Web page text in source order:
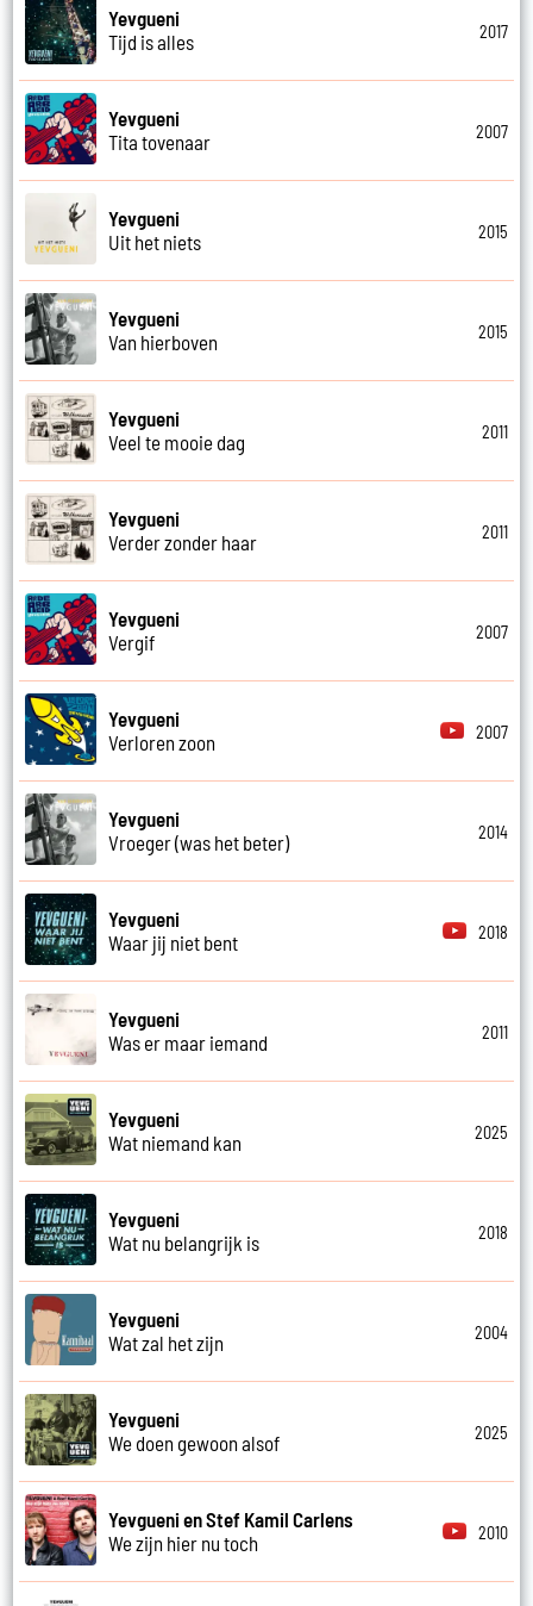
Yevgueni
Tijd is alles
2017
Yevgueni
Tita tovenaar
2007
Yevgueni
Uit het niets
2015
Yevgueni
Van hierboven
2015
Yevgueni
Veel te mooie dag
2011
Yevgueni
Verder zonder haar
2011
Yevgueni
Vergif
2007
Yevgueni
Verloren zoon
2007
Yevgueni
Vroeger (was het beter)
2014
Yevgueni
Waar jij niet bent
2018
Yevgueni
Was er maar iemand
2011
Yevgueni
Wat niemand kan
2025
Yevgueni
Wat nu belangrijk is
2018
Yevgueni
Wat zal het zijn
2004
Yevgueni
We doen gewoon alsof
2025
Yevgueni en Stef Kamil Carlens
We zijn hier nu toch
2010